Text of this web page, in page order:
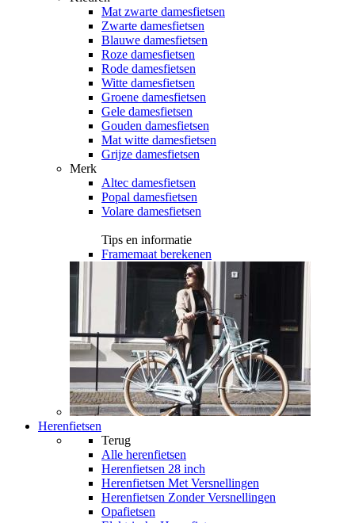
Mat zwarte damesfietsen
Zwarte damesfietsen
Blauwe damesfietsen
Roze damesfietsen
Rode damesfietsen
Witte damesfietsen
Groene damesfietsen
Gele damesfietsen
Gouden damesfietsen
Mat witte damesfietsen
Grijze damesfietsen
Merk
Altec damesfietsen
Popal damesfietsen
Volare damesfietsen
Tips en informatie
Framemaat berekenen
Herenfietsen
Terug
Alle herenfietsen
Herenfietsen 28 inch
Herenfietsen Met Versnellingen
Herenfietsen Zonder Versnellingen
Opafietsen